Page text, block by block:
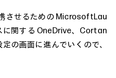
させるための MicrosoftLau
関する OneDrive、Cortan
の画面に進んでいくので、